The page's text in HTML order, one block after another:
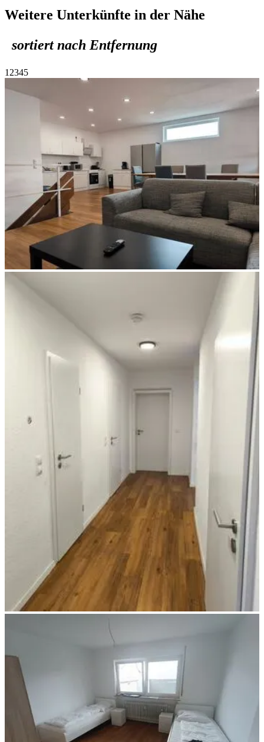
Weitere Unterkünfte in der Nähe
sortiert nach Entfernung
1 2345